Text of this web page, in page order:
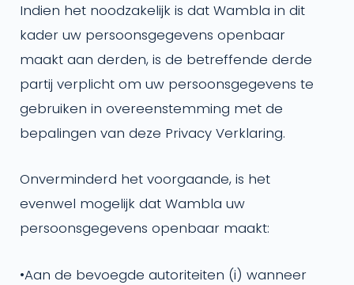
Indien het noodzakelijk is dat Wambla in dit
kader uw persoonsgegevens openbaar
maakt aan derden, is de betreffende derde
partij verplicht om uw persoonsgegevens te
gebruiken in overeenstemming met de
bepalingen van deze Privacy Verklaring.
Onverminderd het voorgaande, is het
evenwel mogelijk dat Wambla uw
persoonsgegevens openbaar maakt:
•Aan de bevoegde autoriteiten (i) wanneer